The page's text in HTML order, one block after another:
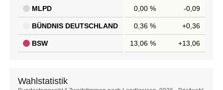
MLPD 0,00 % -0,09
BÜNDNIS DEUTSCHLAND 0,36 % +0,36
BSW 13,06 % +13,06
Wahlstatistik